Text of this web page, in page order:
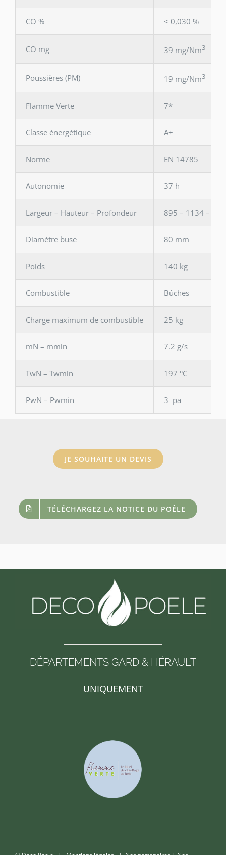
CO % < 0,030 %
CO mg 39 mg/Nm3
Poussières (PM) 19 mg/Nm3
Flamme Verte 7*
Classe énergétique A+
Norme EN 14785
Autonomie 37 h
Largeur – Hauteur – Profondeur 895 – 1134 –
Diamètre buse 80 mm
Poids 140 kg
Combustible Bûches
Charge maximum de combustible 25 kg
mN – mmin 7.2 g/s
TwN – Twmin 197 °C
PwN – Pwmin 3 pa
JE SOUHAITE UN DEVIS
TÉLÉCHARGEZ LA NOTICE DU POÊLE
DÉPARTEMENTS GARD & HÉRAULT
UNIQUEMENT